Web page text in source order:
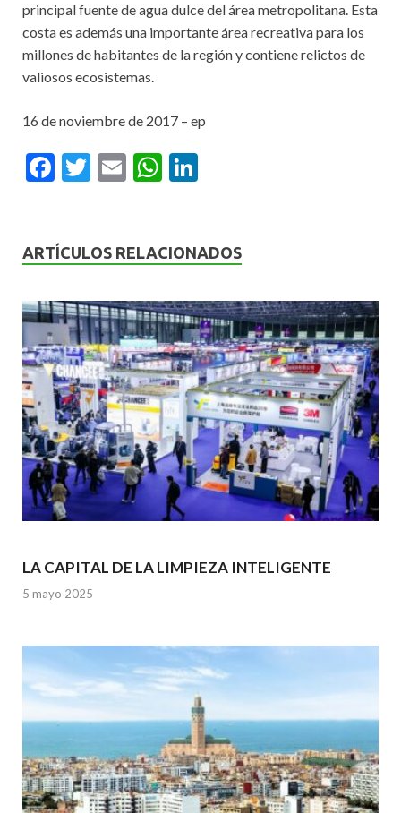
principal fuente de agua dulce del área metropolitana. Esta
costa es además una importante área recreativa para los
millones de habitantes de la región y contiene relictos de
valiosos ecosistemas.
16 de noviembre de 2017 – ep
F
b
o
k
T
er
E
l
W
s
p
p
dI
ARTÍCULOS RELACIONADOS
LA CAPITAL DE LA LIMPIEZA INTELIGENTE
5 mayo 2025